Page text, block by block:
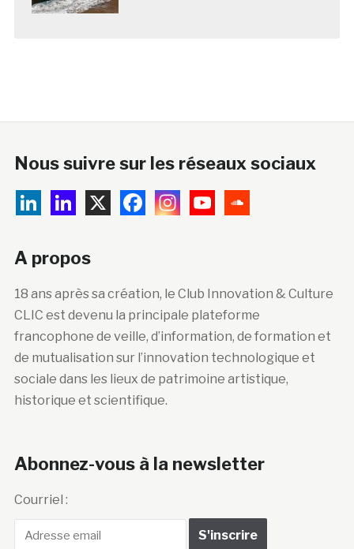
Nous suivre sur les réseaux sociaux
A propos
18 ans après sa création, le Club Innovation & Culture
CLIC est devenu la principale plateforme
francophone de veille, d’information, de formation et
de mutualisation sur l’innovation technologique et
sociale dans les lieux de patrimoine artistique,
historique et scientifique.
Abonnez-vous à la newsletter
Courriel :